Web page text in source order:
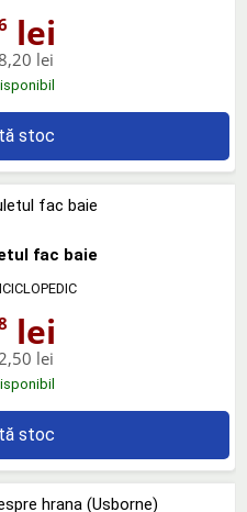
lei
lei
stoc
fac baie
lei
lei
stoc